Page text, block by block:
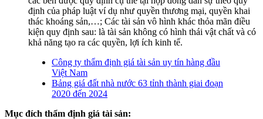
định của pháp luật ví dụ như quyền thương mại, quyền khai
thác khoáng sản,…; Các tài sản vô hình khác thỏa mãn điều
kiện quy định sau: là tài sản không có hình thái vật chất và có
khả năng tạo ra các quyền, lợi ích kinh tế.
Công ty thẩm định giá tài sản uy tín hàng đầu
Việt Nam
Bảng giá đất nhà nước 63 tỉnh thành giai đoạn
2020 đến 2024
Mục đích thẩm định giá tài sản: